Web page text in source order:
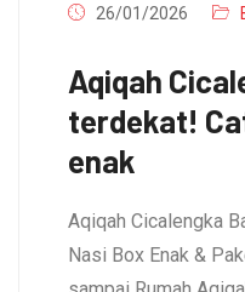
26/01/2026
Aqiqah
terdekat!
enak
Aqiqah Cicalengka
Nasi Box Enak &